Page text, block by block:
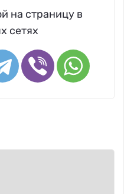
на страницу в
сетях